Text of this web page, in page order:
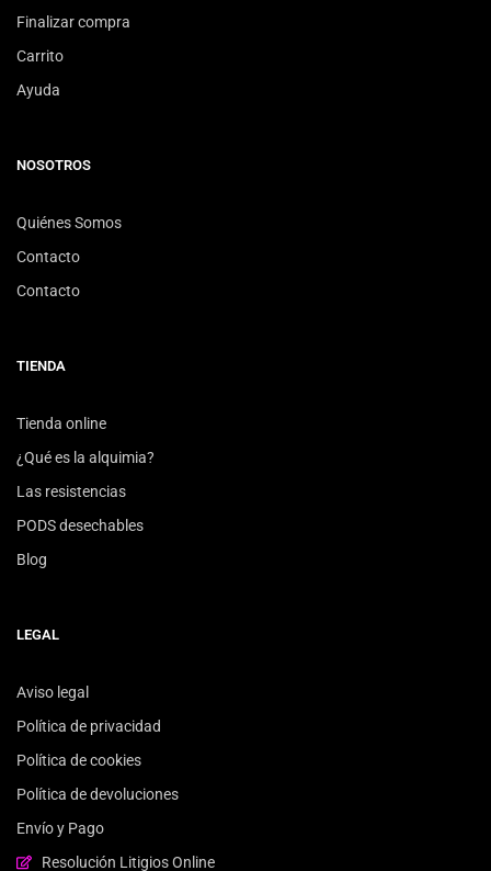
Finalizar compra
Carrito
Ayuda
NOSOTROS
Quiénes Somos
Contacto
Contacto
TIENDA
Tienda online
¿Qué es la alquimia?
Las resistencias
PODS desechables
Blog
LEGAL
Aviso legal
Política de privacidad
Política de cookies
Política de devoluciones
Envío y Pago
Resolución Litigios Online